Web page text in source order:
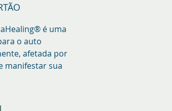
é uma
o auto
afetada por
manifestar sua